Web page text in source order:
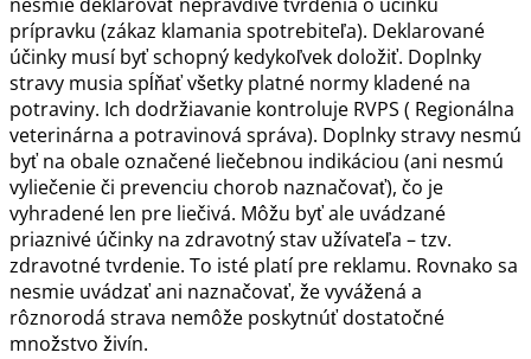
nesmie deklarovať nepravdivé tvrdenia o účinku
prípravku (zákaz klamania spotrebiteľa). Deklarované
účinky musí byť schopný kedykoľvek doložiť. Doplnky
stravy musia spĺňať všetky platné normy kladené na
potraviny. Ich dodržiavanie kontroluje RVPS ( Regionálna
veterinárna a potravinová správa). Doplnky stravy nesmú
byť na obale označené liečebnou indikáciou (ani nesmú
vyliečenie či prevenciu chorob naznačovať), čo je
vyhradené len pre liečivá. Môžu byť ale uvádzané
priaznivé účinky na zdravotný stav užívateľa – tzv.
zdravotné tvrdenie. To isté platí pre reklamu. Rovnako sa
nesmie uvádzať ani naznačovať, že vyvážená a
rôznorodá strava nemôže poskytnúť dostatočné
množstvo živín.